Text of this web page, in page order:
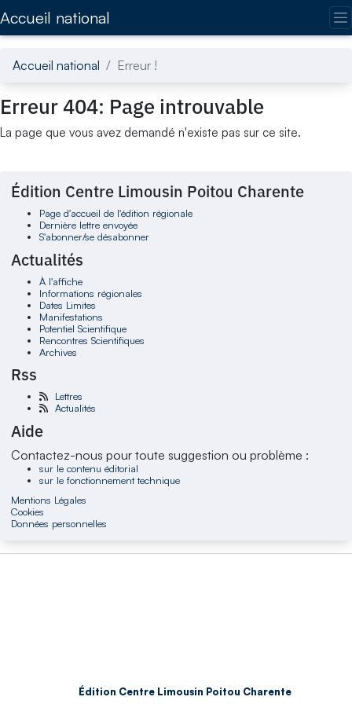
Accueil national
Accueil national Erreur !
Erreur 404: Page introuvable
La page que vous avez demandé n'existe pas sur ce site.
Édition Centre Limousin Poitou Charente
Page d'accueil de l'édition régionale
Dernière lettre envoyée
S'abonner/se désabonner
Actualités
À l'affiche
Informations régionales
Dates Limites
Manifestations
Potentiel Scientifique
Rencontres Scientifiques
Archives
Rss
Lettres
Actualités
Aide
Contactez-nous pour toute suggestion ou problème :
sur le contenu éditorial
sur le fonctionnement technique
Mentions Légales
Cookies
Données personnelles
Édition Centre Limousin Poitou Charente